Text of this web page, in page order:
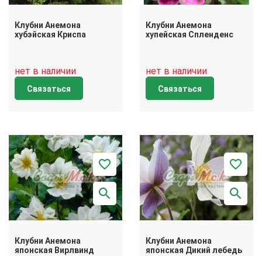
Клубни Анемона
хубэйская Криспа
нет в наличии
Связаться
Клубни Анемона
хупейская Спленденс
нет в наличии
Связаться
Клубни Анемона
японская Вирлвинд
Клубни Анемона
японская Дикий лебедь